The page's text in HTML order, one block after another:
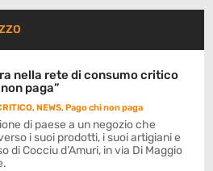
nella rete di consumo critico
paga”
,NEWS,Pago chi non paga
di paese a un negozio che
i suoi prodotti, i suoi artigiani e
di Cocciu d’Amuri, in via Di Maggio